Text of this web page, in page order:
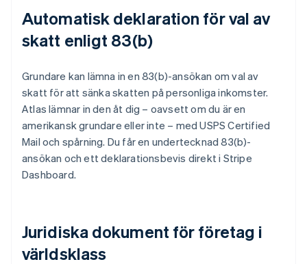
Automatisk deklaration för val av
skatt enligt 83(b)
Grundare kan lämna in en 83(b)-ansökan om val av
skatt för att sänka skatten på personliga inkomster.
Atlas lämnar in den åt dig – oavsett om du är en
amerikansk grundare eller inte – med USPS Certified
Mail och spårning. Du får en undertecknad 83(b)-
ansökan och ett deklarationsbevis direkt i Stripe
Dashboard.
Juridiska dokument för företag i
världsklass